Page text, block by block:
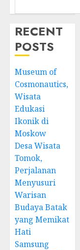
RECENT
POSTS
Museum of
Cosmonautics,
Wisata
Edukasi
Ikonik di
Moskow
Desa Wisata
Tomok,
Perjalanan
Menyusuri
Warisan
Budaya Batak
yang Memikat
Hati
Samsung